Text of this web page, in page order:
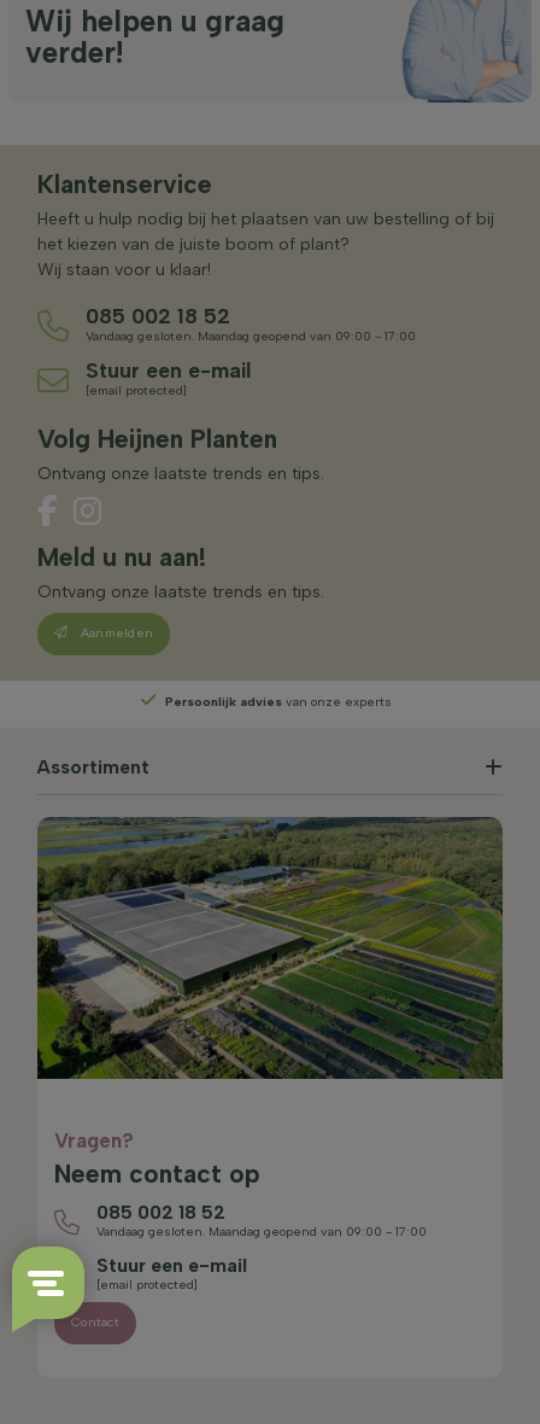
Wij helpen u graag
verder!
Klantenservice
Heeft u hulp nodig bij het plaatsen van uw bestelling of bij
het kiezen van de juiste boom of plant?
Wij staan voor u klaar!
085 002 18 52
Vandaag gesloten. Maandag geopend van 09:00 - 17:00
Stuur een e-mail
[email protected]
Volg Heijnen Planten
Ontvang onze laatste trends en tips.
Meld u nu aan!
Ontvang onze laatste trends en tips.
Aanmelden
Persoonlijk advies van onze experts
Assortiment
Vragen?
Neem contact op
085 002 18 52
Vandaag gesloten. Maandag geopend van 09:00 - 17:00
Stuur een e-mail
[email protected]
Contact